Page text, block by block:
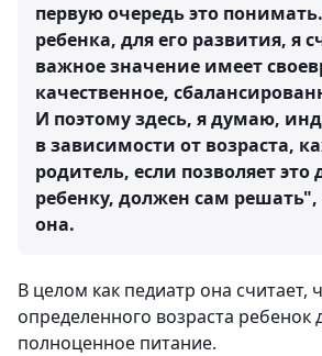
первую очередь это
ребенка, для его развития, я
важное значение имеет
качественное,
И поэтому здесь, я думаю,
в зависимости от возраста,
родитель, если позволяет это
ребенку, должен сам решать",
она.
В целом как педиатр она считает,
определенного возраста ребенок
полноценное питание.